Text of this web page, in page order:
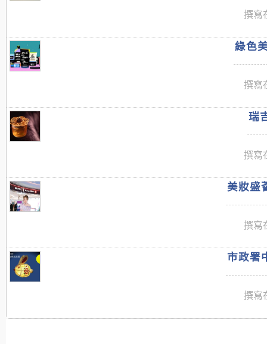
撰寫
綠色
撰寫
瑞
撰寫
美妝盛
撰寫
市政署
撰寫